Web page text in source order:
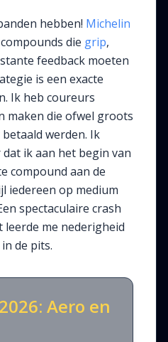
hebben! Michelin
die grip,
feedback moeten
is een exacte
Ik heb coureurs
maken die ofwel groots
werden. Ik
ik aan het begin van
compound aan de
iedereen op medium
spectaculaire crash
leerde me nederigheid
de pits.
Aero en